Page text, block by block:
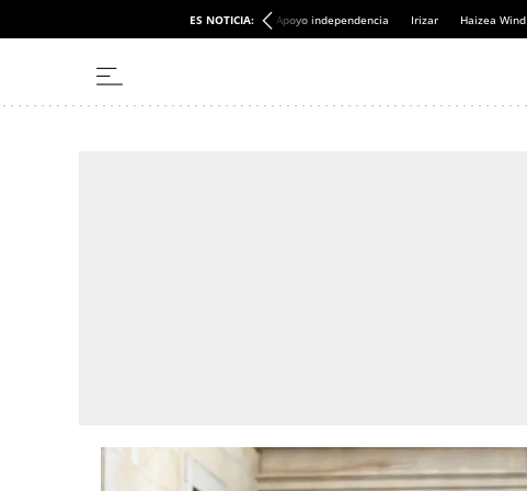
ES NOTICIA: Apoyo independencia Irizar Haizea Wind